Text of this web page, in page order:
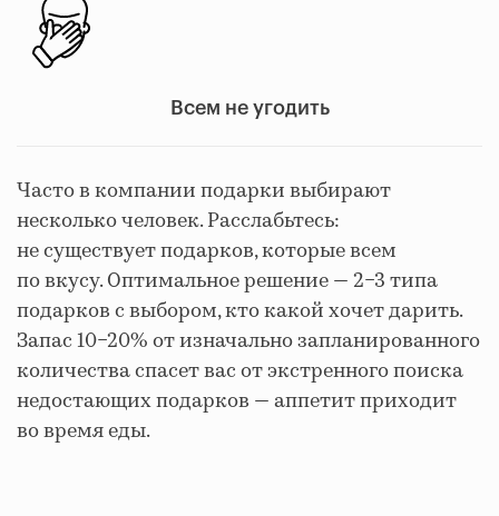
Всем не угодить
Часто в компании подарки выбирают
несколько человек. Расслабьтесь:
не существует подарков, которые всем
по вкусу. Оптимальное решение — 2−3 типа
подарков с выбором, кто какой хочет дарить.
Запас 10−20% от изначально запланированного
количества спасет вас от экстренного поиска
недостающих подарков — аппетит приходит
во время еды.